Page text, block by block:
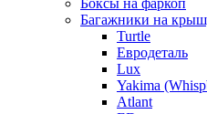
Боксы на фаркоп
Багажники на
Turtle
Евродеталь
Lux
Yakima
Atlant